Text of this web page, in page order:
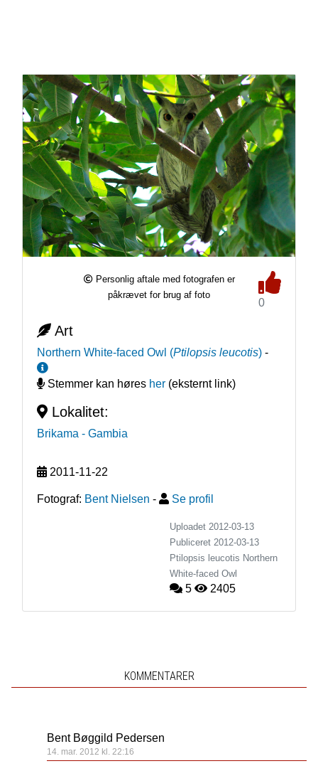
Personlig aftale med fotografen er
påkrævet for brug af foto
0
Art
Northern White-faced Owl (Ptilopsis leucotis) -
Stemmer kan høres her(eksternt link)
Lokalitet:
Brikama - Gambia
2011-11-22
Fotograf: Bent Nielsen - Se profil
Uploadet 2012-03-13
Publiceret 2012-03-13
Ptilopsis leucotis Northern
White-faced Owl
5 2405
KOMMENTARER
Bent Bøggild Pedersen
14. mar. 2012 kl. 22:16